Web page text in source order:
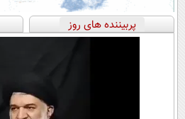
پربیننده های روز